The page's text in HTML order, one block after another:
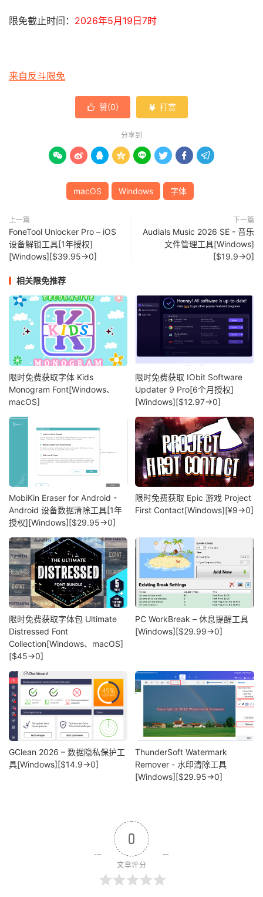
限免截止时间： 2026年5月19日7时
来自反斗限免
 赞(0)  打赏
分享到
       
macOS Windows 字体
上一篇
FoneTool Unlocker Pro – iOS
设备解锁工具[1年授权]
[Windows][$39.95→0]
下一篇
Audials Music 2026 SE - 音乐
文件管理工具[Windows]
[$19.9→0]
相关限免推荐
限时免费获取字体 Kids
Monogram Font[Windows、
macOS]
限时免费获取 IObit Software
Updater 9 Pro[6个月授权]
[Windows][$12.97→0]
MobiKin Eraser for Android -
Android 设备数据清除工具[1年
授权][Windows][$29.95→0]
限时免费获取 Epic 游戏 Project
First Contact[Windows][¥9→0]
限时免费获取字体包 Ultimate
Distressed Font
Collection[Windows、macOS]
[$45→0]
PC WorkBreak – 休息提醒工具
[Windows][$29.99→0]
GClean 2026 – 数据隐私保护工
具[Windows][$14.9→0]
ThunderSoft Watermark
Remover - 水印清除工具
[Windows][$29.95→0]
0
文章评分